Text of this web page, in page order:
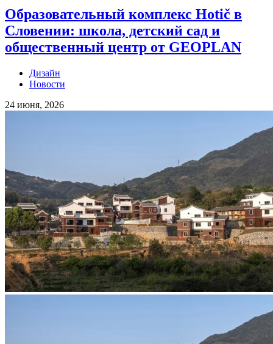
Образовательный комплекс Hotič в
Словении: школа, детский сад и
общественный центр от GEOPLAN
Дизайн
Новости
24 июня, 2026